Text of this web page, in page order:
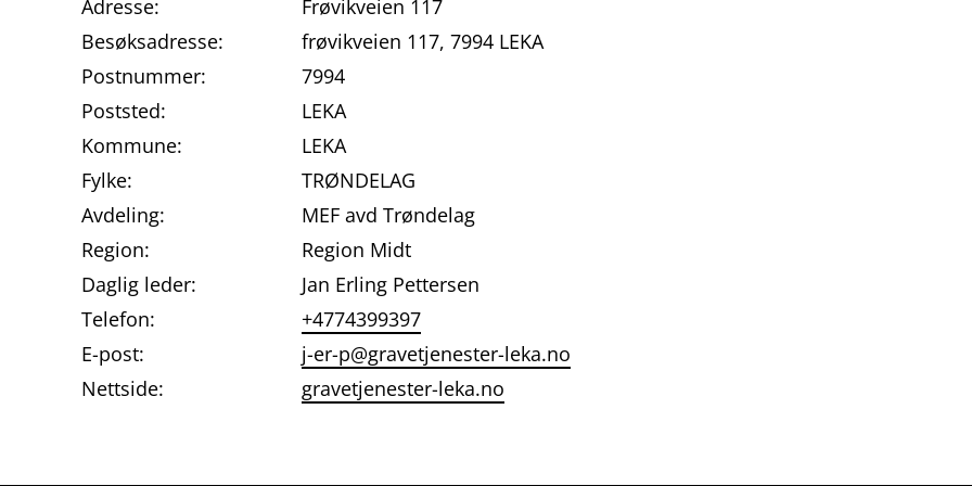
Adresse:
Frøvikveien 117
Besøksadresse:
frøvikveien 117, 7994 LEKA
Postnummer:
7994
Poststed:
LEKA
Kommune:
LEKA
Fylke:
TRØNDELAG
Avdeling:
MEF avd Trøndelag
Region:
Region Midt
Daglig leder:
Jan Erling Pettersen
Telefon:
+4774399397
E-post:
j-er-p@gravetjenester-leka.no
Nettside:
gravetjenester-leka.no